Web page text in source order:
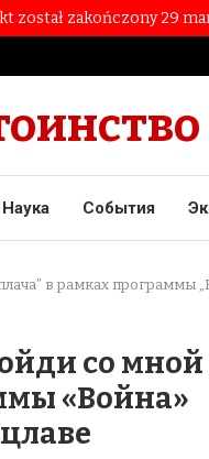
został zakończony 29
Наука События
в рамках
со мной
«Война»